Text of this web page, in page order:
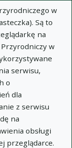
w
Są to
na
w
serwisu,
o
dla
z serwisu
na
obsługi
przeglądarce.